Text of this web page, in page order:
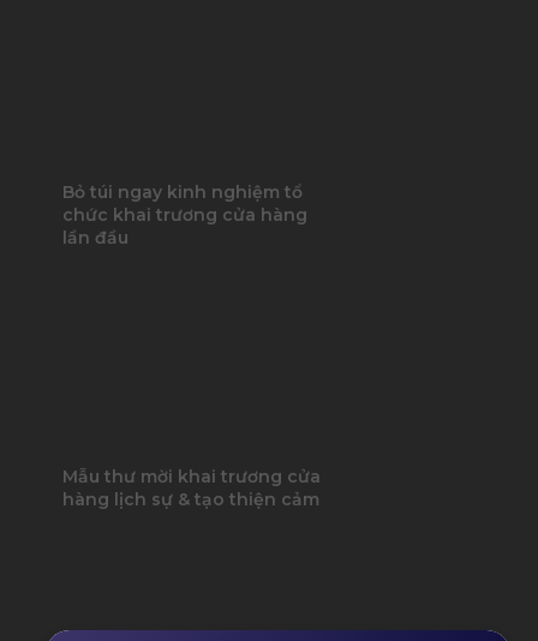
Bỏ túi ngay kinh nghiệm tổ
chức khai trương cửa hàng
lần đầu
Mẫu thư mời khai trương cửa
hàng lịch sự & tạo thiện cảm